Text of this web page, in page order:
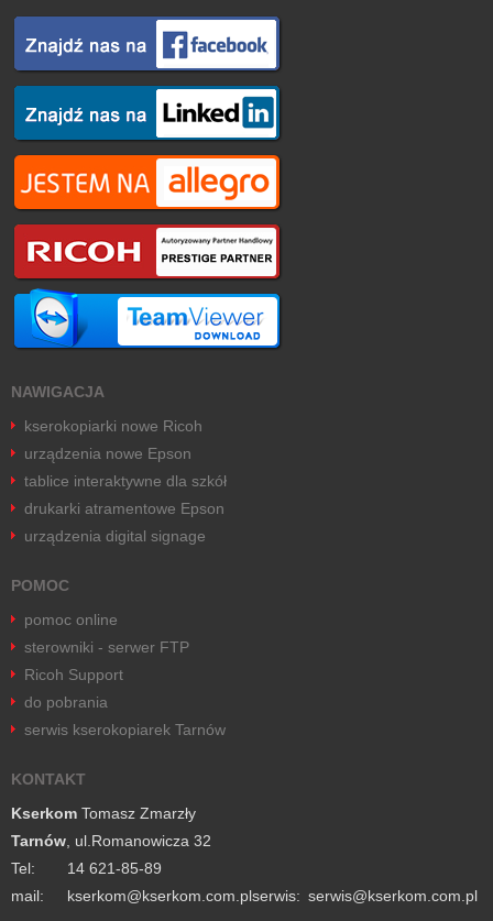
NAWIGACJA
kserokopiarki nowe Ricoh
urządzenia nowe Epson
tablice interaktywne dla szkół
drukarki atramentowe Epson
urządzenia digital signage
POMOC
pomoc online
sterowniki - serwer FTP
Ricoh Support
do pobrania
serwis kserokopiarek Tarnów
KONTAKT
Kserkom Tomasz Zmarzły
Tarnów, ul.Romanowicza 32
Tel:
14 621-85-89
mail:
lp.moc.mokresk@mokreskserwis: lp.moc.mokresk@siwres